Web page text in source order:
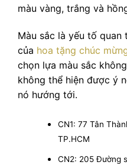
màu vàng, trắng và
Màu sắc là yếu tố
của hoa tặng chúc
chọn lựa màu sắc
không thể hiện được ý
nó hướng tới.
CN1: 77 Tân
TP.HCM
CN2: 205 Đường